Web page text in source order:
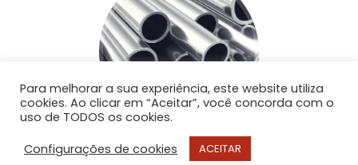
Para melhorar a sua experiência, este website utiliza
cookies. Ao clicar em “Aceitar”, você concorda com o
uso de TODOS os cookies.
Configurações de cookies
ACEITAR